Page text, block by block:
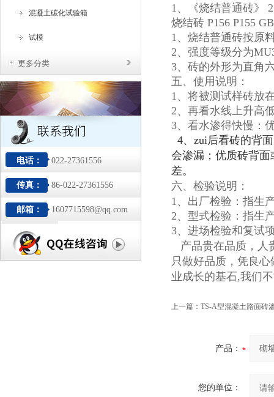
混凝土碳化试验箱
试模
更多分类
电话： 022-27361556
传真： 86-022-27361556
邮箱： 1607715598@qq.com
1、《烧结普通砖》
烧结砖 P156 P155
1、烧结普通砖按原
2、强度等级分为
3、砖的外形为直角
五、使用说明：
1、将被测试样砖放
2、再看水线上升高
3、看水渗得快慢：
4、zui后看砖的背
会渗漏；优质砖背
差。
六、检验说明：
1、出厂检验：指生
2、型式检验：指生
3、进场检验和复试
产品贵在品质，人
只做好品质，凭良
业成长的基石,我们
上一篇： TS-A型混凝土路面砖
产品：
您的单位：